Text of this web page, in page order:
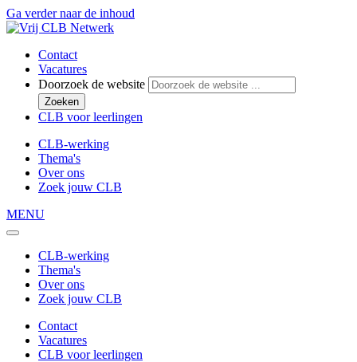
Ga verder naar de inhoud
Contact
Vacatures
Doorzoek de website
Zoeken
CLB voor leerlingen
CLB-werking
Thema's
Over ons
Zoek jouw CLB
MENU
CLB-werking
Thema's
Over ons
Zoek jouw CLB
Contact
Vacatures
CLB voor leerlingen